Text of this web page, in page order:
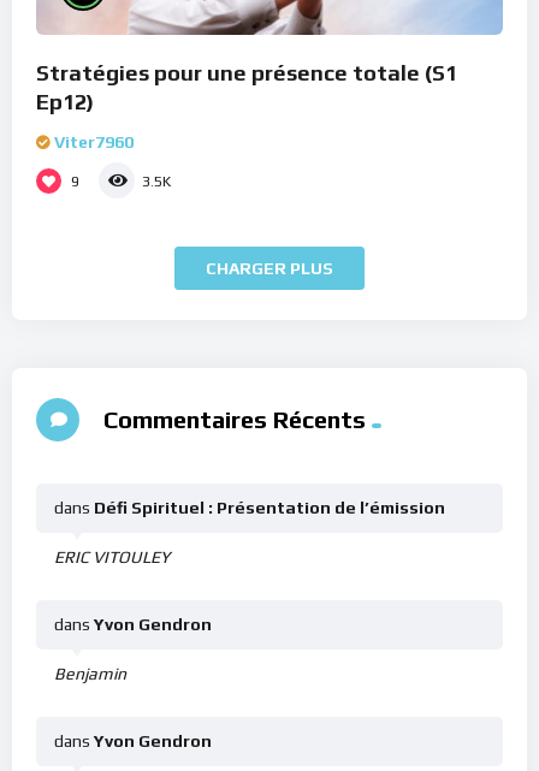
Stratégies pour une présence totale (S1
Ep12)
Viter7960
9 3.5K
CHARGER PLUS
Commentaires Récents
ERIC VITOULEY
dans Défi Spirituel : Présentation de l’émission
Benjamin
dans Yvon Gendron
dans Yvon Gendron